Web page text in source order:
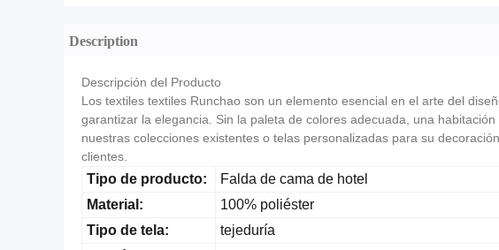
Description
Descripción del Producto
Los textiles textiles Runchao son un elemento esencial en el arte del
garantizar la elegancia. Sin la paleta de colores adecuada, una
nuestras colecciones existentes o telas personalizadas para su
clientes.
Tipo de producto:
Falda de cama de hotel
Material:
100% poliéster
Tipo de tela:
tejeduría